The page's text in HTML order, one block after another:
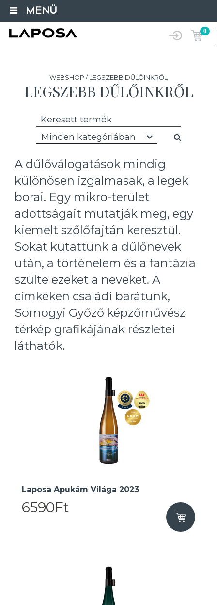
MENÜ
0
WEBSHOP / LEGSZEBB DŰLŐINKRŐL
LEGSZEBB DŰLŐINKRŐL
Minden kategóriában
A dűlőválogatások mindig
különösen izgalmasak, a legek
borai. Egy mikro-terület
adottságait mutatják meg, egy
kiemelt szőlőfajtán keresztül.
Sokat kutattunk a dűlőnevek
után, a történelem és a fantázia
szülte ezeket a neveket. A
címkéken családi barátunk,
Somogyi Győző képzőművész
térkép grafikájának részletei
láthatók.
Laposa Apukám Világa 2023
6590Ft